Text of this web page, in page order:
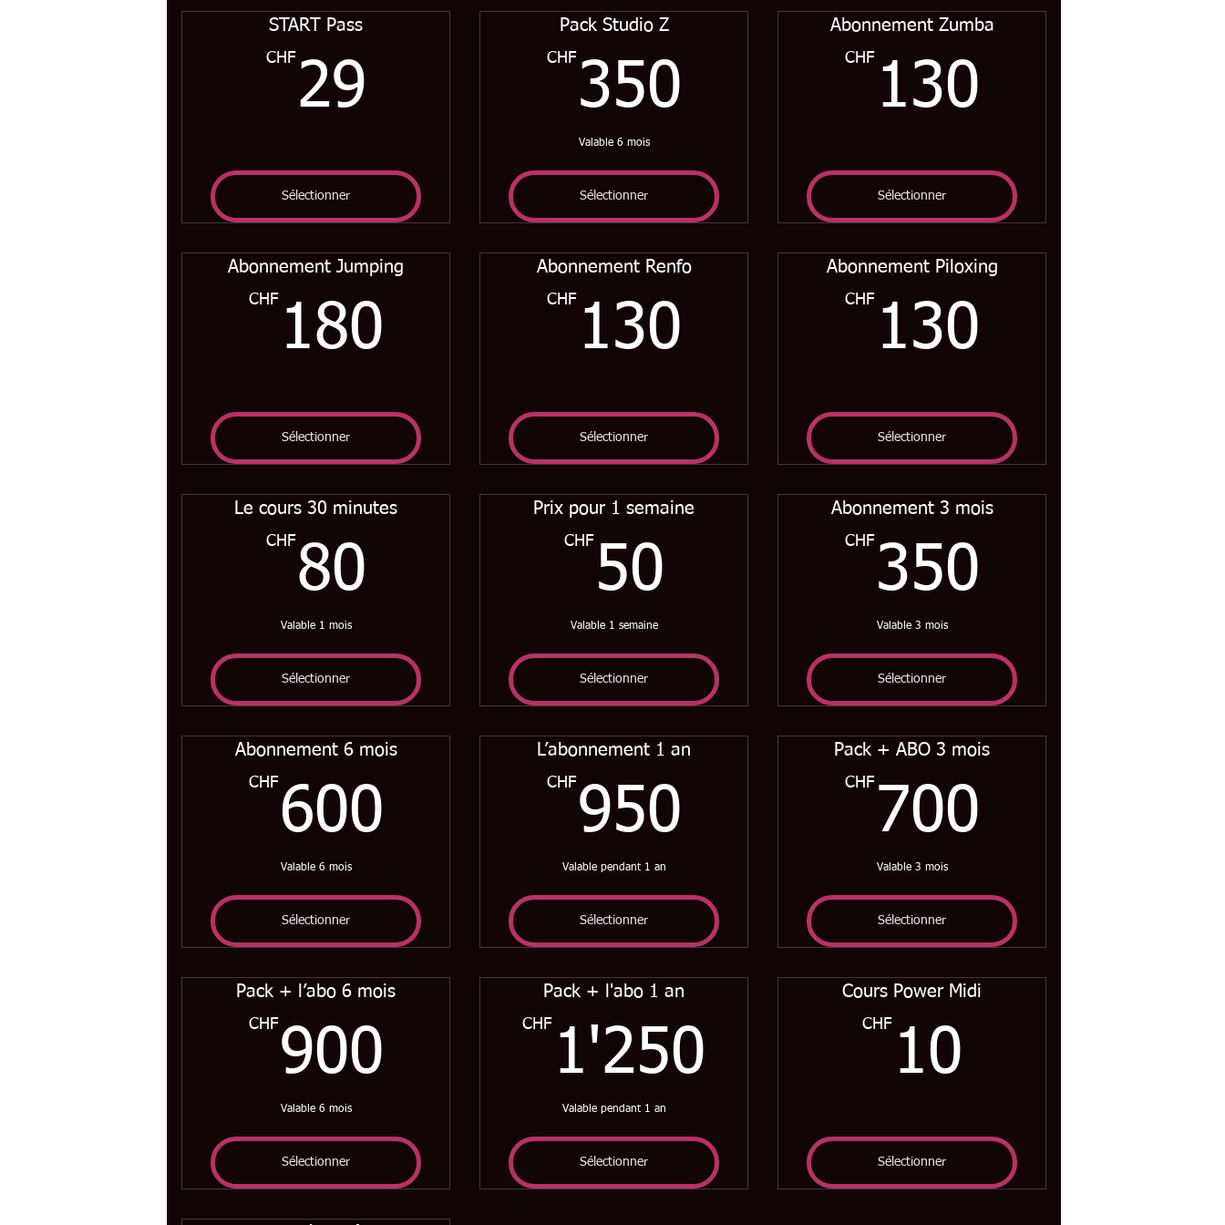
START Pass
CHF 29 29CHF
Sélectionner
Pack Studio Z
CHF 350 350CHF
Valable 6 mois
Sélectionner
Abonnement Zumba
CHF 130
Sélectionner
Abonnement Jumping
CHF 180 180CHF
Sélectionner
Abonnement Renfo
CHF 130 130CHF
Sélectionner
Abonnement Piloxing
CHF 130
Sélectionner
Le cours 30 minutes
CHF 80
Valable 1 mois
Sélectionner
Prix pour 1 semaine
CHF 50 50CHF
Valable 1 semaine
Sélectionner
Abonnement 3 mois
CHF 350
Valable 3 mois
Sélectionner
Abonnement 6 mois
CHF 600 600CHF
Valable 6 mois
Sélectionner
L’abonnement 1 an
CHF 950 950CHF
Valable pendant 1 an
Sélectionner
Pack + ABO 3 mois
CHF 700
Valable 3 mois
Sélectionner
Pack + l’abo 6 mois
CHF 900 900CHF
Valable 6 mois
Sélectionner
Pack + l'abo 1 an
CHF 1'250 1'250CHF
Valable pendant 1 an
Sélectionner
Cours Power Midi
CHF 10
Sélectionner